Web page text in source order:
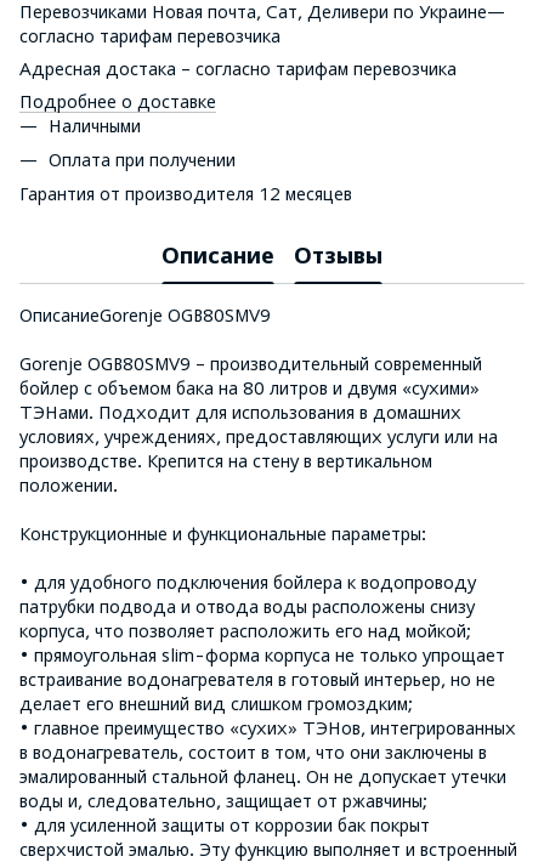
Перевозчиками Новая почта, Сат, Деливери по Украине—
согласно тарифам перевозчика
Адресная достака – согласно тарифам перевозчика
Подробнее о доставке
Наличными
Оплата при получении
Гарантия от производителя 12 месяцев
Описание Отзывы
ОписаниеGorenje OGB80SMV9
Gorenje OGB80SMV9 – производительный современный
бойлер с объемом бака на 80 литров и двумя «сухими»
ТЭНами. Подходит для использования в домашних
условиях, учреждениях, предоставляющих услуги или на
производстве. Крепится на стену в вертикальном
положении.
Конструкционные и функциональные параметры:
• для удобного подключения бойлера к водопроводу
патрубки подвода и отвода воды расположены снизу
корпуса, что позволяет расположить его над мойкой;
• прямоугольная slim-форма корпуса не только упрощает
встраивание водонагревателя в готовый интерьер, но не
делает его внешний вид слишком громоздким;
• главное преимущество «сухих» ТЭНов, интегрированных
в водонагреватель, состоит в том, что они заключены в
эмалированный стальной фланец. Он не допускает утечки
воды и, следовательно, защищает от ржавчины;
• для усиленной защиты от коррозии бак покрыт
сверхчистой эмалью. Эту функцию выполняет и встроенный